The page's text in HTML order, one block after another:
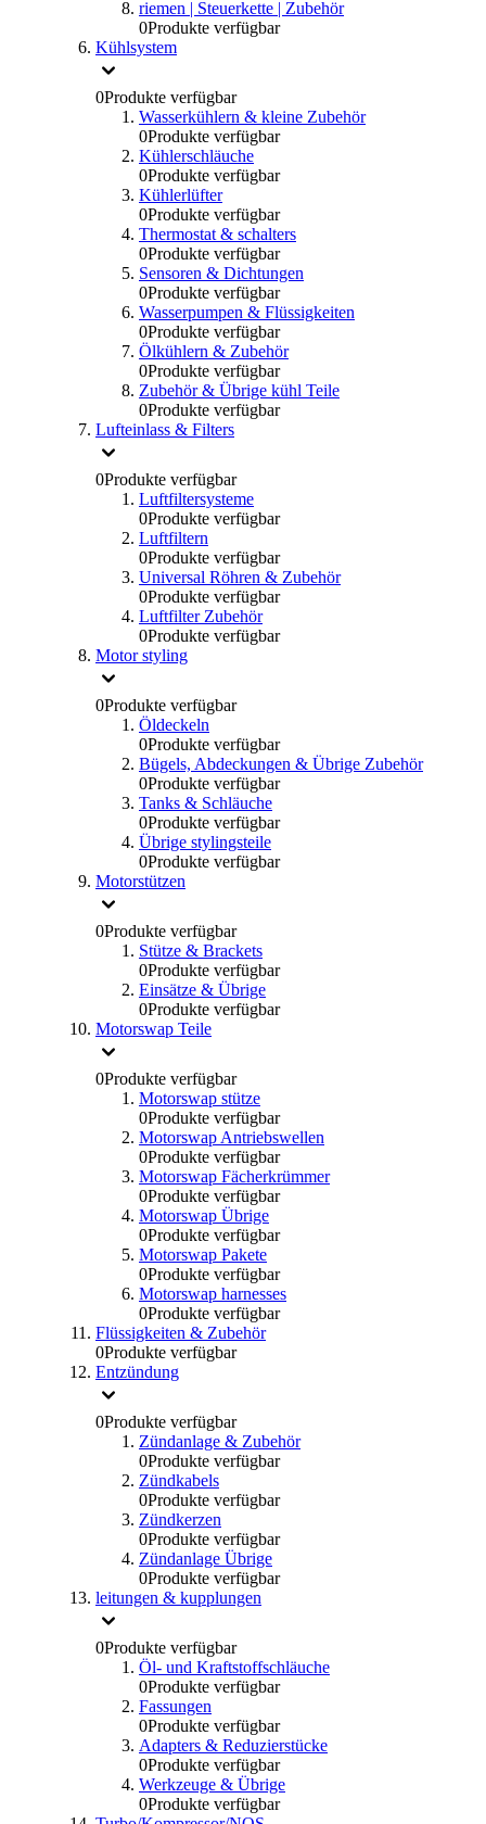
riemen | Steuerkette | Zubehör
0Produkte verfügbar
Kühlsystem
0Produkte verfügbar
Wasserkühlern & kleine Zubehör
0Produkte verfügbar
Kühlerschläuche
0Produkte verfügbar
Kühlerlüfter
0Produkte verfügbar
Thermostat & schalters
0Produkte verfügbar
Sensoren & Dichtungen
0Produkte verfügbar
Wasserpumpen & Flüssigkeiten
0Produkte verfügbar
Ölkühlern & Zubehör
0Produkte verfügbar
Zubehör & Übrige kühl Teile
0Produkte verfügbar
Lufteinlass & Filters
0Produkte verfügbar
Luftfiltersysteme
0Produkte verfügbar
Luftfiltern
0Produkte verfügbar
Universal Röhren & Zubehör
0Produkte verfügbar
Luftfilter Zubehör
0Produkte verfügbar
Motor styling
0Produkte verfügbar
Öldeckeln
0Produkte verfügbar
Bügels, Abdeckungen & Übrige Zubehör
0Produkte verfügbar
Tanks & Schläuche
0Produkte verfügbar
Übrige stylingsteile
0Produkte verfügbar
Motorstützen
0Produkte verfügbar
Stütze & Brackets
0Produkte verfügbar
Einsätze & Übrige
0Produkte verfügbar
Motorswap Teile
0Produkte verfügbar
Motorswap stütze
0Produkte verfügbar
Motorswap Antriebswellen
0Produkte verfügbar
Motorswap Fächerkrümmer
0Produkte verfügbar
Motorswap Übrige
0Produkte verfügbar
Motorswap Pakete
0Produkte verfügbar
Motorswap harnesses
0Produkte verfügbar
Flüssigkeiten & Zubehör
0Produkte verfügbar
Entzündung
0Produkte verfügbar
Zündanlage & Zubehör
0Produkte verfügbar
Zündkabels
0Produkte verfügbar
Zündkerzen
0Produkte verfügbar
Zündanlage Übrige
0Produkte verfügbar
leitungen & kupplungen
0Produkte verfügbar
Öl- und Kraftstoffschläuche
0Produkte verfügbar
Fassungen
0Produkte verfügbar
Adapters & Reduzierstücke
0Produkte verfügbar
Werkzeuge & Übrige
0Produkte verfügbar